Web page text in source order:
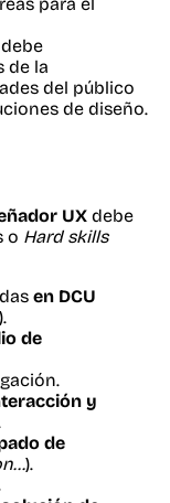
de la
del público
de diseño.
UX debe
o Hard skills
en DCU
).
de
y
de
).